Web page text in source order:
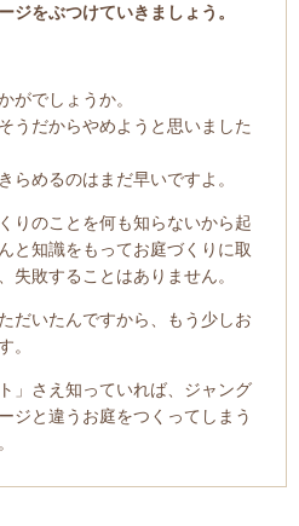
ジをぶつけていきましょう。
がでしょうか。
うだからやめようと思いました
らめるのはまだ早いですよ。
りのことを何も知らないから起
と知識をもってお庭づくりに取
失敗することはありません。
だいたんですから、もう少しお
。
」さえ知っていれば、ジャング
ジと違うお庭をつくってしまう